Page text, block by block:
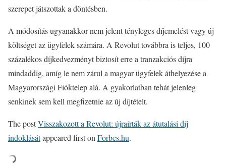
szerepet játszottak a döntésben.
A módosítás ugyanakkor nem jelent tényleges díjemelést vagy új
költséget az ügyfelek számára. A Revolut továbbra is teljes, 100
százalékos díjkedvezményt biztosít erre a tranzakciós díjra
mindaddig, amíg le nem zárul a magyar ügyfelek áthelyezése a
Magyarországi Fióktelep alá. A gyakorlatban tehát jelenleg
senkinek sem kell megfizetnie az új díjtételt.
The postVisszakozott a Revolut: újraírták az átutalási díj
indoklásátappeared first on Forbes.hu.